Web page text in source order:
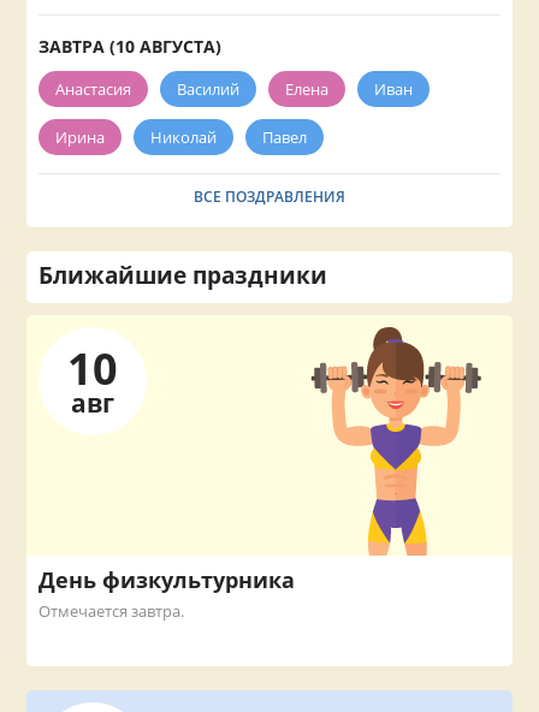
ЗАВТРА (10 АВГУСТА)
Анастасия Василий Елена Иван
Ирина Николай Павел
ВСЕ ПОЗДРАВЛЕНИЯ
Ближайшие праздники
10
авг
День физкультурника
Отмечается завтра.